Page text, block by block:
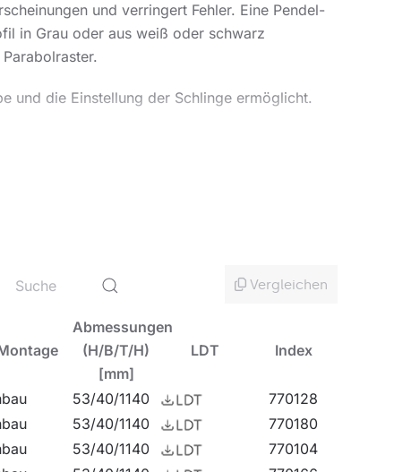
und verringert Fehler. Eine Pendel-
in Grau oder aus weiß oder schwarz
und die Einstellung der Schlinge ermöglicht.
geeignet.
Vergleichen
Abmessungen
(H/B/T/H)
[mm]
LDT Index
53/40/1140
770128
53/40/1140
770180
53/40/1140
770104